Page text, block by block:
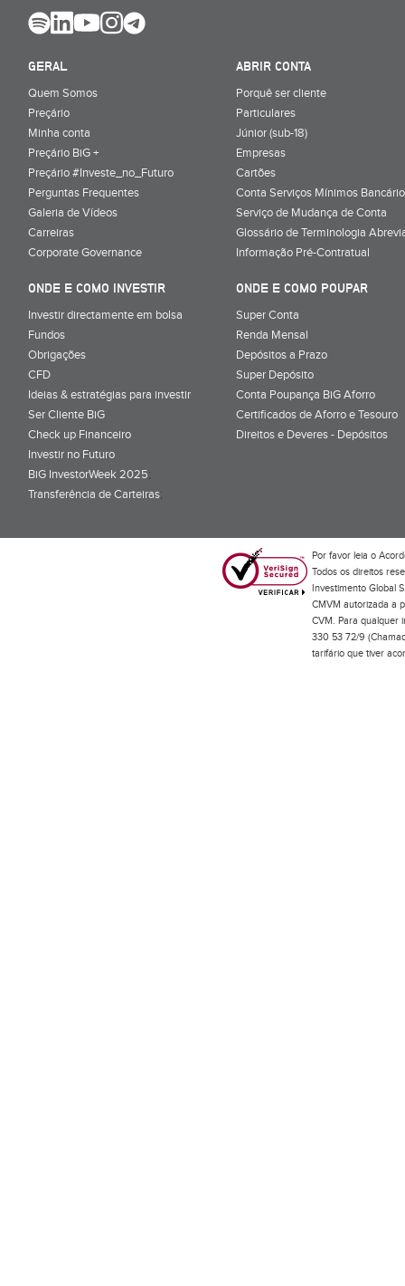
GERAL
Quem Somos
Preçário
Minha conta
Preçário BiG +
Preçário #Investe_no_Futuro
Perguntas Frequentes
Galeria de Vídeos
Carreiras
Corporate Governance
ABRIR CONTA
Porquê ser cliente
Particulares
Júnior (sub-18)
Empresas
Cartões
Conta Serviços Mínimos
Serviço de Mudança de Conta
Glossário de Terminologia
Informação Pré-Contratual
ONDE E COMO INVESTIR
Investir directamente em bolsa
Fundos
Obrigações
CFD
Ideias & estratégias para investir
Ser Cliente BiG
Check up Financeiro
Investir no Futuro
BiG InvestorWeek 2025;
Transferência de Carteiras;
ONDE E COMO POUPAR
Super Conta
Renda Mensal
Depósitos a Prazo
Super Depósito
Conta Poupança BiG Aforro
Certificados de Aforro e Tesouro
Direitos e Deveres - Depósitos
Por favor leia o
Todos os direitos
Investimento Global
CMVM autorizada a
CVM. Para qualquer
330 53 72/9
tarifário que tiver